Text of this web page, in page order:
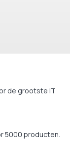
de grootste IT
5000 producten.